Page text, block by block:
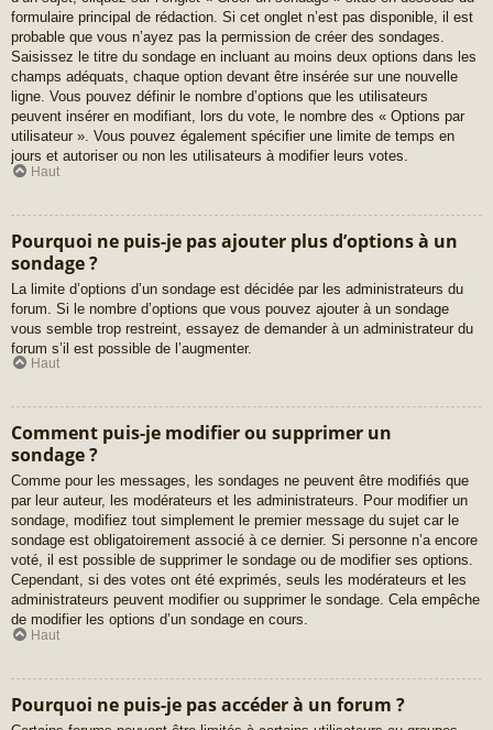
formulaire principal de rédaction. Si cet onglet n’est pas disponible, il est
probable que vous n’ayez pas la permission de créer des sondages.
Saisissez le titre du sondage en incluant au moins deux options dans les
champs adéquats, chaque option devant être insérée sur une nouvelle
ligne. Vous pouvez définir le nombre d’options que les utilisateurs
peuvent insérer en modifiant, lors du vote, le nombre des « Options par
utilisateur ». Vous pouvez également spécifier une limite de temps en
jours et autoriser ou non les utilisateurs à modifier leurs votes.
Haut
Pourquoi ne puis-je pas ajouter plus d’options à un
sondage ?
La limite d’options d’un sondage est décidée par les administrateurs du
forum. Si le nombre d’options que vous pouvez ajouter à un sondage
vous semble trop restreint, essayez de demander à un administrateur du
forum s’il est possible de l’augmenter.
Haut
Comment puis-je modifier ou supprimer un
sondage ?
Comme pour les messages, les sondages ne peuvent être modifiés que
par leur auteur, les modérateurs et les administrateurs. Pour modifier un
sondage, modifiez tout simplement le premier message du sujet car le
sondage est obligatoirement associé à ce dernier. Si personne n’a encore
voté, il est possible de supprimer le sondage ou de modifier ses options.
Cependant, si des votes ont été exprimés, seuls les modérateurs et les
administrateurs peuvent modifier ou supprimer le sondage. Cela empêche
de modifier les options d’un sondage en cours.
Haut
Pourquoi ne puis-je pas accéder à un forum ?